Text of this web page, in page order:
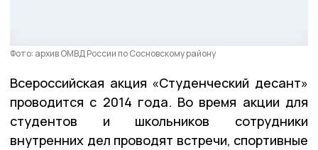
Фото: архив ОМВД России по Сосновскому району
Всероссийская акция «Студенческий десант»
проводится с 2014 года. Во время акции для
студентов и школьников сотрудники
внутренних дел проводят встречи, спортивные